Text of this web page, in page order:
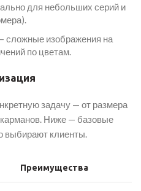
для небольших серий и
сложные изображения на
по цветам.
задачу — от размера
Ниже — базовые
выбирают клиенты.
Преимущества